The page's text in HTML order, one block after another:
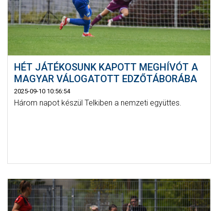
HÉT JÁTÉKOSUNK KAPOTT MEGHÍVÓT A
MAGYAR VÁLOGATOTT EDZŐTÁBORÁBA
2025-09-10 10:56:54
Három napot készül Telkiben a nemzeti együttes.